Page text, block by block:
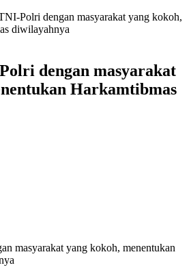
Polri dengan masyarakat yang kokoh,
diwilayahnya
dengan masyarakat
Harkamtibmas
masyarakat yang kokoh, menentukan